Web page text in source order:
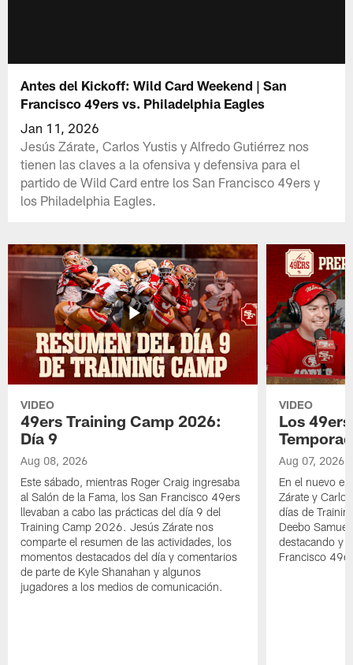
Antes del Kickoff: Wild Card Weekend | San
Francisco 49ers vs. Philadelphia Eagles
Jan 11, 2026
Jesús Zárate, Carlos Yustis y Alfredo Gutiérrez nos
tienen las claves a la ofensiva y defensiva para el
partido de Wild Card entre los San Francisco 49ers y
los Philadelphia Eagles.
VIDEO
49ers Training Camp 2026:
Día 9
Aug 08, 2026
Este sábado, mientras Roger Craig ingresaba
al Salón de la Fama, los San Francisco 49ers
llevaban a cabo las prácticas del día 9 del
Training Camp 2026. Jesús Zárate nos
comparte el resumen de las actividades, los
momentos destacados del día y comentarios
de parte de Kyle Shanahan y algunos
jugadores a los medios de comunicación.
VIDEO
Los
Aug 07, 2026
En el nuevo
Zárate y
días de
Deebo
destacando y
Francisco